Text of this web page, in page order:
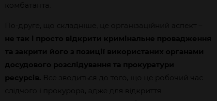
комбатанта.
По-друге, що складніше, це організаційний аспект –
не так і просто відкрити кримінальне провадження
та закрити його з позиції використаних органами
досудового розслідування та прокуратури
ресурсів. Все зводиться до того, що це робочий час
слідчого і прокурора, адже для відкриття